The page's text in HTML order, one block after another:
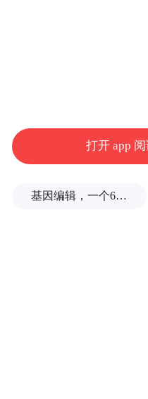
打开 app
基因编辑，一个6岁女孩之死